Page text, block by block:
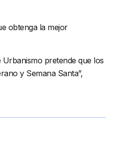
obtenga la mejor
pretende que los
y Semana Santa”,